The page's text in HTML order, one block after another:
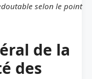
selon le point
de la
des